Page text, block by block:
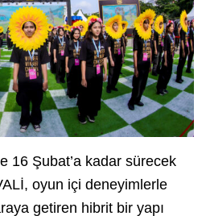
16 Şubat’a kadar sürecek
oyun içi deneyimlerle
getiren hibrit bir yapı